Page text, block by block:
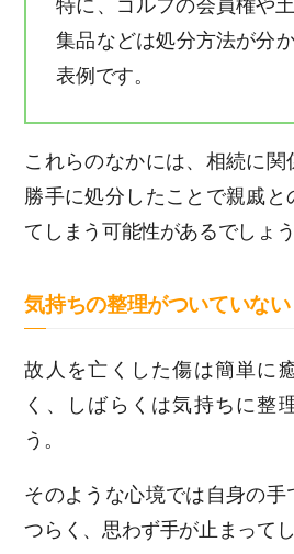
特に、ゴルフの会員権や
集品などは処分方法が分
表例です。
これらのなかには、相続に関
勝手に処分したことで親戚と
てしまう可能性があるでしょう
気持ちの整理がついていない
故人を亡くした傷は簡単に
く、しばらくは気持ちに整
う。
そのような心境では自身の手
つらく、思わず手が止まってし